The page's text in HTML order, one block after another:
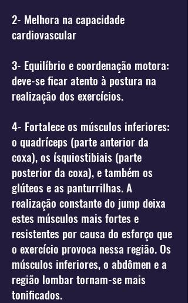
2- Melhora na capacidade
cardiovascular
3- Equilíbrio e coordenação motora:
deve-se ficar atento à postura na
realização dos exercícios.
4- Fortalece os músculos inferiores:
o quadríceps (parte anterior da
coxa), os ísquiostibiais (parte
posterior da coxa), e também os
glúteos e as panturrilhas. A
realização constante do jump deixa
estes músculos mais fortes e
resistentes por causa do esforço que
o exercício provoca nessa região. Os
músculos inferiores, o abdômen e a
região lombar tornam-se mais
tonificados.